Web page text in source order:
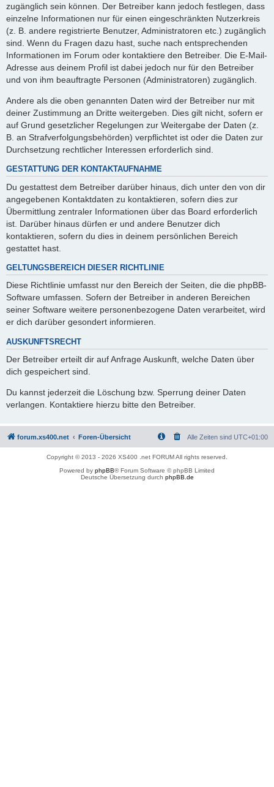
zugänglich sein können. Der Betreiber kann jedoch festlegen, dass
einzelne Informationen nur für einen eingeschränkten Nutzerkreis
(z. B. andere registrierte Benutzer, Administratoren etc.) zugänglich
sind. Wenn du Fragen dazu hast, suche nach entsprechenden
Informationen im Forum oder kontaktiere den Betreiber. Die E-Mail-
Adresse aus deinem Profil ist dabei jedoch nur für den Betreiber
und von ihm beauftragte Personen (Administratoren) zugänglich.
Andere als die oben genannten Daten wird der Betreiber nur mit
deiner Zustimmung an Dritte weitergeben. Dies gilt nicht, sofern er
auf Grund gesetzlicher Regelungen zur Weitergabe der Daten (z.
B. an Strafverfolgungsbehörden) verpflichtet ist oder die Daten zur
Durchsetzung rechtlicher Interessen erforderlich sind.
GESTATTUNG DER KONTAKTAUFNAHME
Du gestattest dem Betreiber darüber hinaus, dich unter den von dir
angegebenen Kontaktdaten zu kontaktieren, sofern dies zur
Übermittlung zentraler Informationen über das Board erforderlich
ist. Darüber hinaus dürfen er und andere Benutzer dich
kontaktieren, sofern du dies in deinem persönlichen Bereich
gestattet hast.
GELTUNGSBEREICH DIESER RICHTLINIE
Diese Richtlinie umfasst nur den Bereich der Seiten, die die phpBB-
Software umfassen. Sofern der Betreiber in anderen Bereichen
seiner Software weitere personenbezogene Daten verarbeitet, wird
er dich darüber gesondert informieren.
AUSKUNFTSRECHT
Der Betreiber erteilt dir auf Anfrage Auskunft, welche Daten über
dich gespeichert sind.
Du kannst jederzeit die Löschung bzw. Sperrung deiner Daten
verlangen. Kontaktiere hierzu bitte den Betreiber.
forum.xs400.net Foren-Übersicht Alle Zeiten sind UTC+01:00
Copyright © 2013 - 2026 XS400 .net FORUM All rights reserved.
Powered by phpBB® Forum Software © phpBB Limited
Deutsche Übersetzung durch phpBB.de